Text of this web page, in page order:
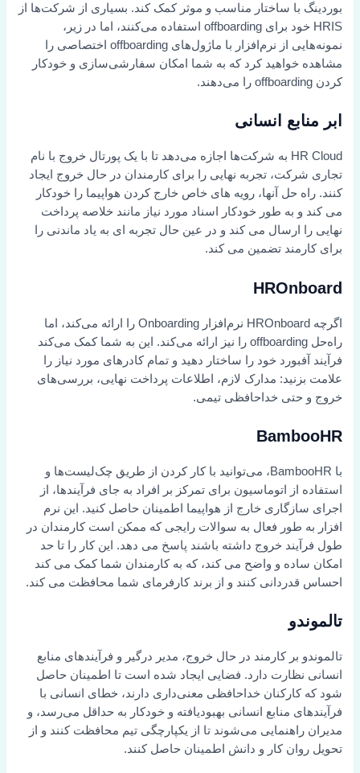
بوردینگ با ساختار مناسب و موثر کمک کند. بسیاری از شرکت‌ها از
HRIS خود برای offboarding استفاده می‌کنند، اما در زیر،
نمونه‌هایی از نرم‌افزار با ماژول‌های offboarding اختصاصی را
مشاهده خواهید کرد که به شما امکان سفارشی‌سازی و خودکار
کردن offboarding را می‌دهند.
ابر منابع انسانی
HR Cloud به شرکت‌ها اجازه می‌دهد تا با یک پورتال خروج با نام
تجاری شرکت، تجربه نهایی را برای کارمندان در حال خروج ایجاد
کنند. راه حل آنها، رویه های خاص خارج کردن هواپیما را خودکار
می کند و به طور خودکار اسناد مورد نیاز مانند خلاصه پرداخت
نهایی را ارسال می کند و در عین حال تجربه ای به یاد ماندنی را
برای کارمند تضمین می کند.
HROnboard
اگرچه HROnboard نرم‌افزار Onboarding را ارائه می‌کند، اما
راه‌حل offboarding را نیز ارائه می‌کند. این به شما کمک می‌کند
فرآیند آفبورد خود را ساختار دهید و تمام کادرهای مورد نیاز را
علامت بزنید: مدارک لازم، اطلاعات پرداخت نهایی، بررسی‌های
خروج و حتی خداحافظی تیمی.
BambooHR
با BambooHR، می‌توانید با کار کردن از طریق چک‌لیست‌ها و
استفاده از اتوماسیون برای تمرکز بر افراد به جای فرآیندها، از
اجرای سازگاری خارج از هواپیما اطمینان حاصل کنید. این نرم
افزار به طور فعال به سوالات رایجی که ممکن است کارمندان در
طول فرآیند خروج داشته باشند پاسخ می دهد. این کار را تا حد
امکان ساده و واضح می کند، که به کارمندان شما کمک می کند
احساس قدردانی کنند و از برند کارفرمای شما محافظت می کند.
تالموندو
تالموندو بر کارمند در حال خروج، مدیر درگیر و فرآیندهای منابع
انسانی نظارت دارد. فضایی ایجاد شده است تا اطمینان حاصل
شود که کارکنان خداحافظی معنی‌داری دارند، خطای انسانی با
فرآیندهای منابع انسانی بهبودیافته و خودکار به حداقل می‌رسد، و
مدیران راهنمایی می‌شوند تا از یکپارچگی تیم محافظت کنند و از
تحویل روان کار و دانش اطمینان حاصل کنند.